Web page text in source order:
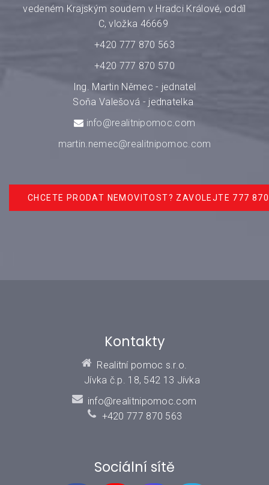
vedeném Krajským soudem v Hradci Králové, oddíl
C, vložka 46669
+420 777 870 563
+420 777 870 570
Ing. Martin Němec - jednatel
Soňa Valešová - jednatelka
info@realitnipomoc.com
martin.nemec@realitnipomoc.com
CHCETE PRODAT NEMOVITOST? ZAVOLEJTE 777
Kontakty
Realitní pomoc s.r.o.
Jívka č.p. 18, 542 13 Jívka
info@realitnipomoc.com
+420 777 870 563
Sociální sítě